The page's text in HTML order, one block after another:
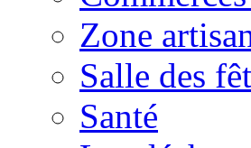
Zone
Salle des
Santé